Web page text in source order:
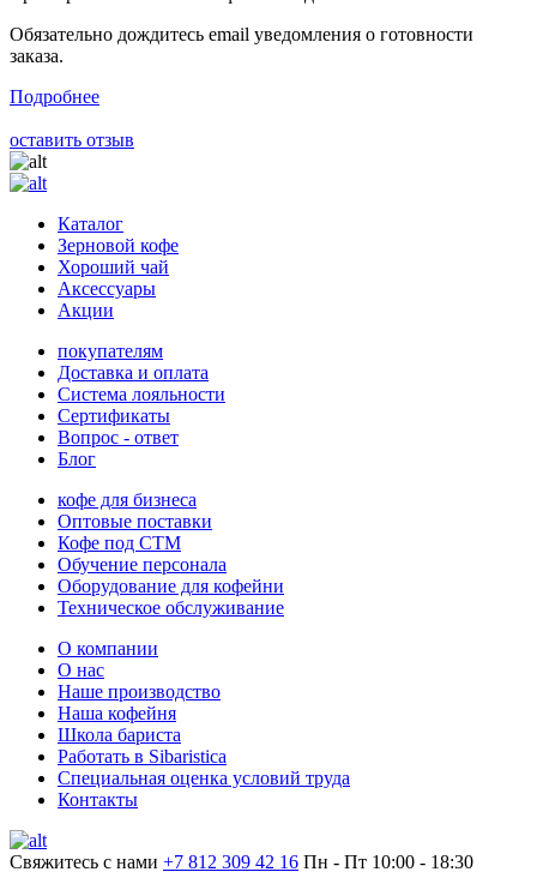
Обязательно дождитесь email уведомления о готовности
заказа.
Подробнее
оставить отзыв
Каталог
Зерновой кофе
Хороший чай
Аксессуары
Акции
покупателям
Доставка и оплата
Система лояльности
Сертификаты
Вопрос - ответ
Блог
кофе для бизнеса
Оптовые поставки
Кофе под СТМ
Обучение персонала
Оборудование для кофейни
Техническое обслуживание
О компании
О нас
Наше производство
Наша кофейня
Школа бариста
Работать в Sibaristica
Специальная оценка условий труда
Контакты
Свяжитесь с нами +7 812 309 42 16 Пн - Пт 10:00 - 18:30